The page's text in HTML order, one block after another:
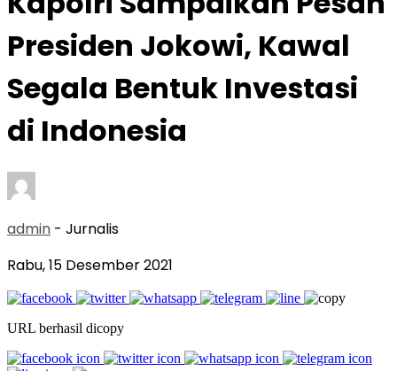
Presiden Jokowi, Kawal
Segala Bentuk Investasi
di Indonesia
admin - Jurnalis
Rabu, 15 Desember 2021
URL berhasil dicopy